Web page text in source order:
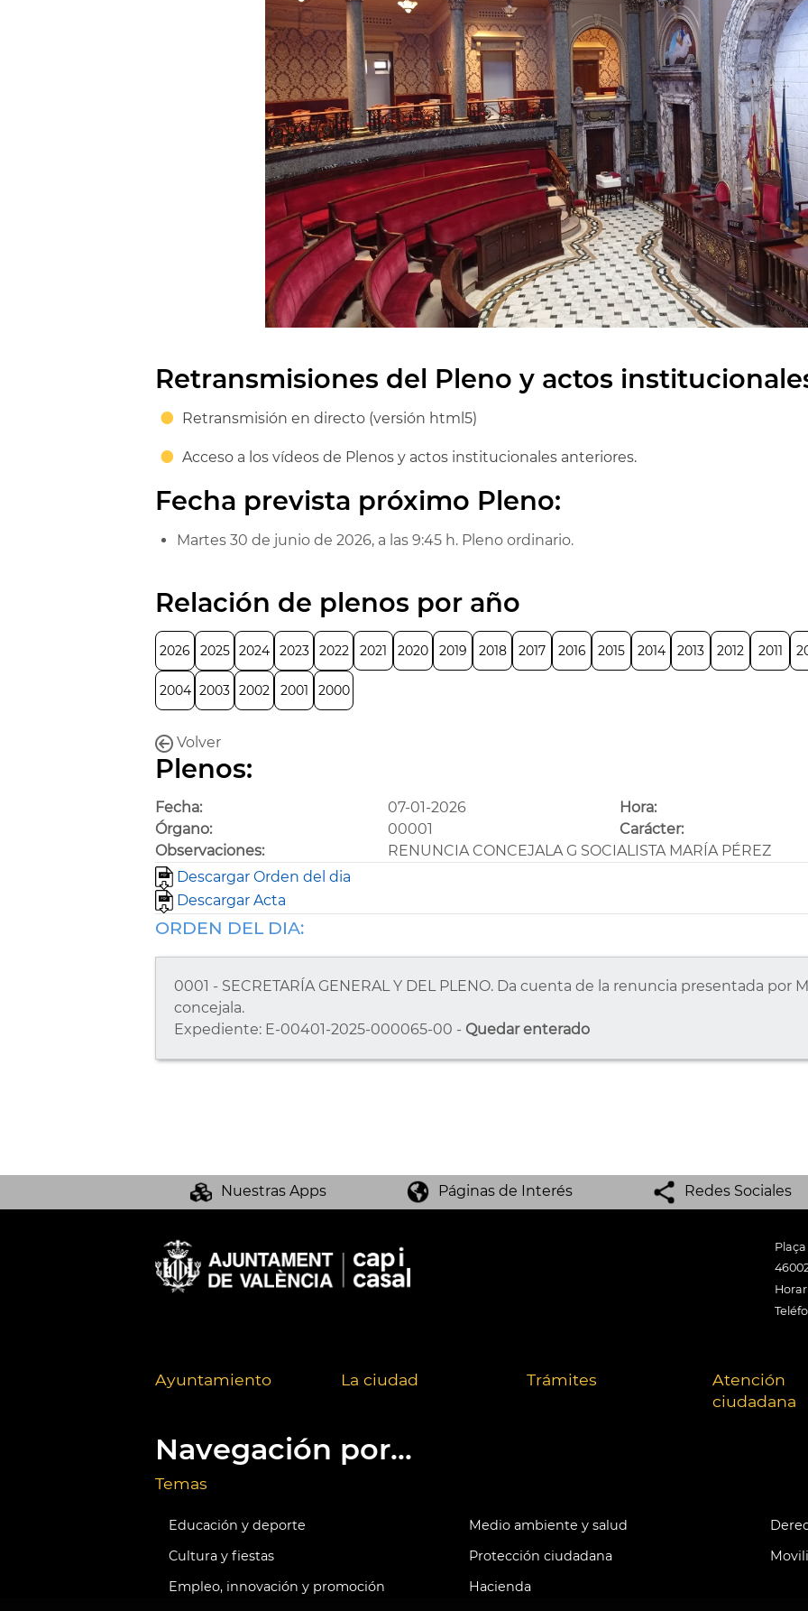
Retransmisiones del Pleno y actos
Retransmisión en directo (versión html5)
Acceso a los vídeos de Plenos y actos institucionales anteriores.
Fecha prevista próximo Pleno:
Martes 30 de junio de 2026, a las 9:45 h. Pleno ordinario.
Relación de plenos por año
2026 2025 2024 2023 2022 2021 2020 2019 2018 2017 2016 2015 2014 2013 2012 2011
2004 2003 2002 2001 2000
Volver
Plenos:
Fecha: 07-01-2026
Hora:
Órgano:
00001
Carácter:
Observaciones:
RENUNCIA CONCEJALA G SOCIALISTA MARÍA PÉREZ
Descargar Orden del dia
Descargar Acta
ORDEN DEL DIA:
0001 - SECRETARÍA GENERAL Y DEL PLENO. Da cuenta de la renuncia presentada por
concejala.
Expediente: E-00401-2025-000065-00 - Quedar enterado
Nuestras Apps Páginas de Interés Redes Sociales
Ayuntamiento La ciudad Trámites
Atención
ciudadana
Navegación por...
Temas
Educación y deporte Medio ambiente y salud
Cultura y fiestas
Protección ciudadana
Empleo, innovación y promoción
Hacienda